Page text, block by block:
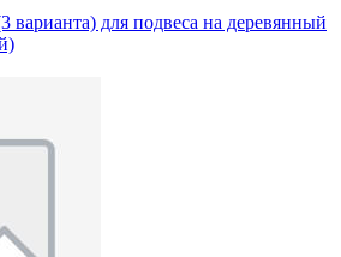
варианта) для подвеса на деревянный